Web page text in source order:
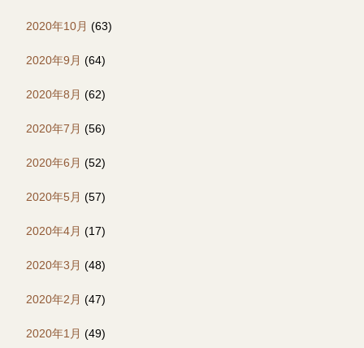
2020年10月 (63)
2020年9月 (64)
2020年8月 (62)
2020年7月 (56)
2020年6月 (52)
2020年5月 (57)
2020年4月 (17)
2020年3月 (48)
2020年2月 (47)
2020年1月 (49)